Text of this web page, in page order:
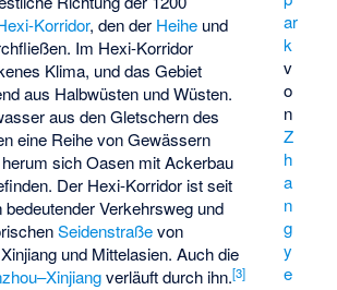
ar
k
v
o
n
Z
h
a
n
g
y
e
Korridor, den der Heihe und
Im Hexi-Korridor
Klima, und das Gebiet
aus Halbwüsten und Wüsten.
aus den Gletschern des
eine Reihe von Gewässern
sich Oasen mit Ackerbau
Der Hexi-Korridor ist seit
Verkehrsweg und
Seidenstraßevon
und Mittelasien. Auch die
verläuft durch ihn.[3]